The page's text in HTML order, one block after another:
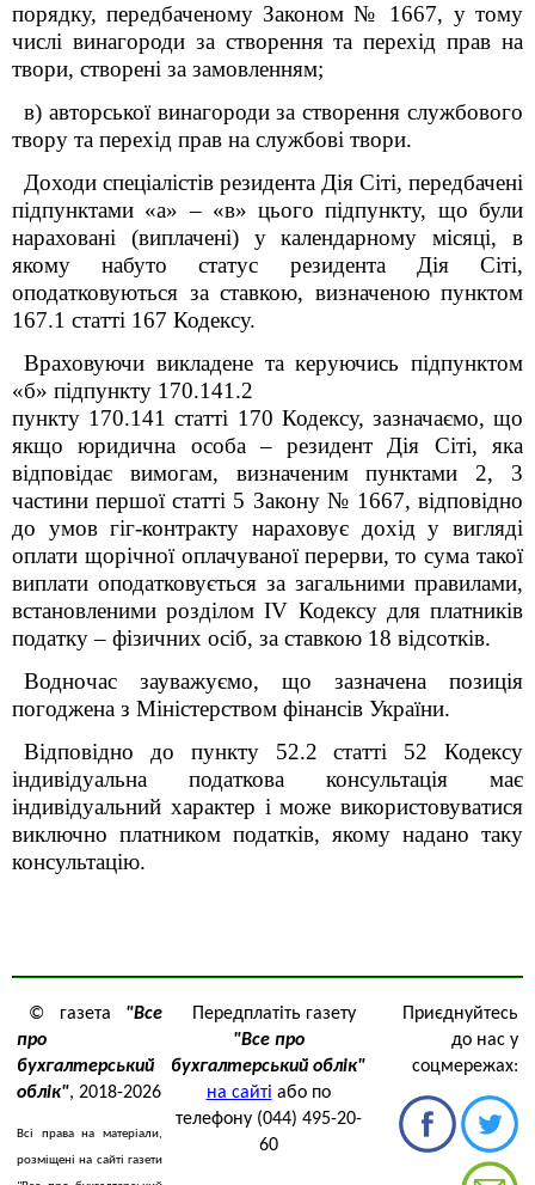
порядку, передбаченому Законом № 1667, у тому
числі винагороди за створення та перехід прав на
твори, створені за замовленням;
в) авторської винагороди за створення службового
твору та перехід прав на службові твори.
Доходи спеціалістів резидента Дія Сіті, передбачені
підпунктами «а» – «в» цього підпункту, що були
нараховані (виплачені) у календарному місяці, в
якому набуто статус резидента Дія Сіті,
оподатковуються за ставкою, визначеною пунктом
167.1 статті 167 Кодексу.
Враховуючи викладене та керуючись підпунктом
«б» підпункту 170.141 .2
пункту 170.141 статті 170 Кодексу, зазначаємо, що
якщо юридична особа – резидент Дія Сіті, яка
відповідає вимогам, визначеним пунктами 2, 3
частини першої статті 5 Закону № 1667, відповідно
до умов гіг-контракту нараховує дохід у вигляді
оплати щорічної оплачуваної перерви, то сума такої
виплати оподатковується за загальними правилами,
встановленими розділом IV Кодексу для платників
податку – фізичних осіб, за ставкою 18 відсотків.
Водночас зауважуємо, що зазначена позиція
погоджена з Міністерством фінансів України.
Відповідно до пункту 52.2 статті 52 Кодексу
індивідуальна податкова консультація має
індивідуальний характер і може використовуватися
виключно платником податків, якому надано таку
консультацію.
© газета "Все
про
бухгалтерський
облік", 2018-2026
Всі права на матеріали,
розміщені на сайті газети
Передплатіть газету
"Все про
бухгалтерський облік"
на сайті або по
телефону (044) 495-20-
60
Приєднуйтесь
до нас у
соцмережах: